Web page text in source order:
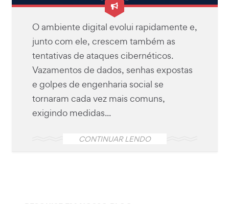
O ambiente digital evolui rapidamente e,
junto com ele, crescem também as
tentativas de ataques cibernéticos.
Vazamentos de dados, senhas expostas
e golpes de engenharia social se
tornaram cada vez mais comuns,
exigindo medidas...
CONTINUAR LENDO